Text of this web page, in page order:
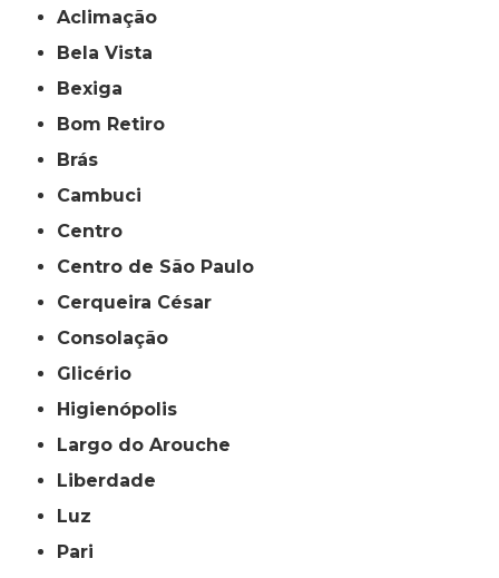
Aclimação
Bela Vista
Bexiga
Bom Retiro
Brás
Cambuci
Centro
Centro de São Paulo
Cerqueira César
Consolação
Glicério
Higienópolis
Largo do Arouche
Liberdade
Luz
Pari